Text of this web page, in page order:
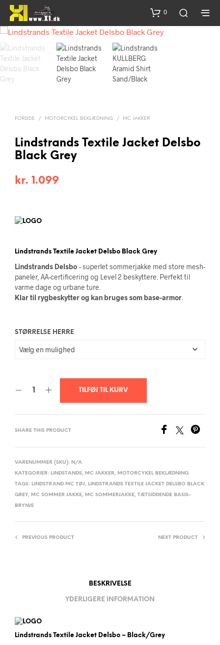
0
FORSIDE / MOTORCYKEL BEKLÆDNING / MC JAKKER
Lindstrands Textile Jacket Delsbo
Black Grey
kr. 1.099
Lindstrands Textile Jacket Delsbo Black Grey
Lindstrands Delsbo– superlet sommerjakke med store mesh-
paneler, AA-certificering og Level 2 beskyttere. Perfekt til
varme dage og urbane ture.
Klar til rygbeskytter og kan bruges som base-armor
STØRRELSE HERRE
TILFØJ TIL KURV
SHARE THIS PRODUCT
VARENUMMER (SKU): N/A
KATEGORIER: LINDSTANDS, MC JAKKER, MOTORCYKEL BEKLÆDNING
TAGS: LINDSTRAND MC TØJ, LINDSTRANDS TEXTILE JACKET DELSBO BLACK
GREY, MC SOMMER JAKKE, MC SOMMERJAKKE, TÆTSIDDENDE BASIS-
BRYNJE
PREVIOUS PRODUCT NEXT PRODUCT
BESKRIVELSE
YDERLIGERE INFORMATION
Lindstrands Textile Jacket Delsbo – Black/Grey